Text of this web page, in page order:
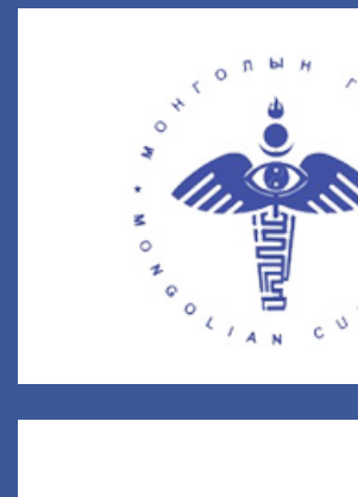
Гаалийн Ерөнхий
ГЕГ төв, 21 аймаг дахь